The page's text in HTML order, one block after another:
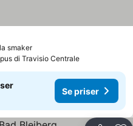
smakerSe priser
di Travisio Centrale
Se priser